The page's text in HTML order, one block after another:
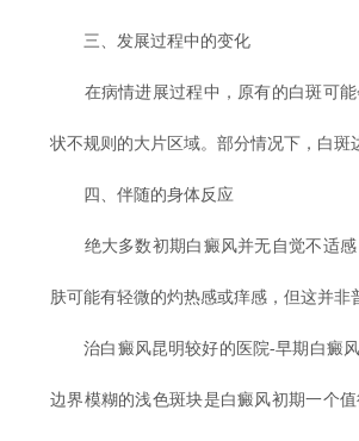
三、发展过程中的变化
在病情进展过程中，原有的白斑可能
状不规则的大片区域。部分情况下，白斑
四、伴随的身体反应
绝大多数初期白癜风并无自觉不适感
肤可能有轻微的灼热感或痒感，但这并非
治白癜风昆明较好的医院-早期白癜风
边界模糊的浅色斑块是白癜风初期一个